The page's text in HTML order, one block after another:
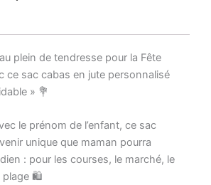
plein de tendresse pour la Fête
ce sac cabas en jute personnalisé
» 💐
le prénom de l’enfant, ce sac
unique que maman pourra
: pour les courses, le marché, le
plage 🛍️